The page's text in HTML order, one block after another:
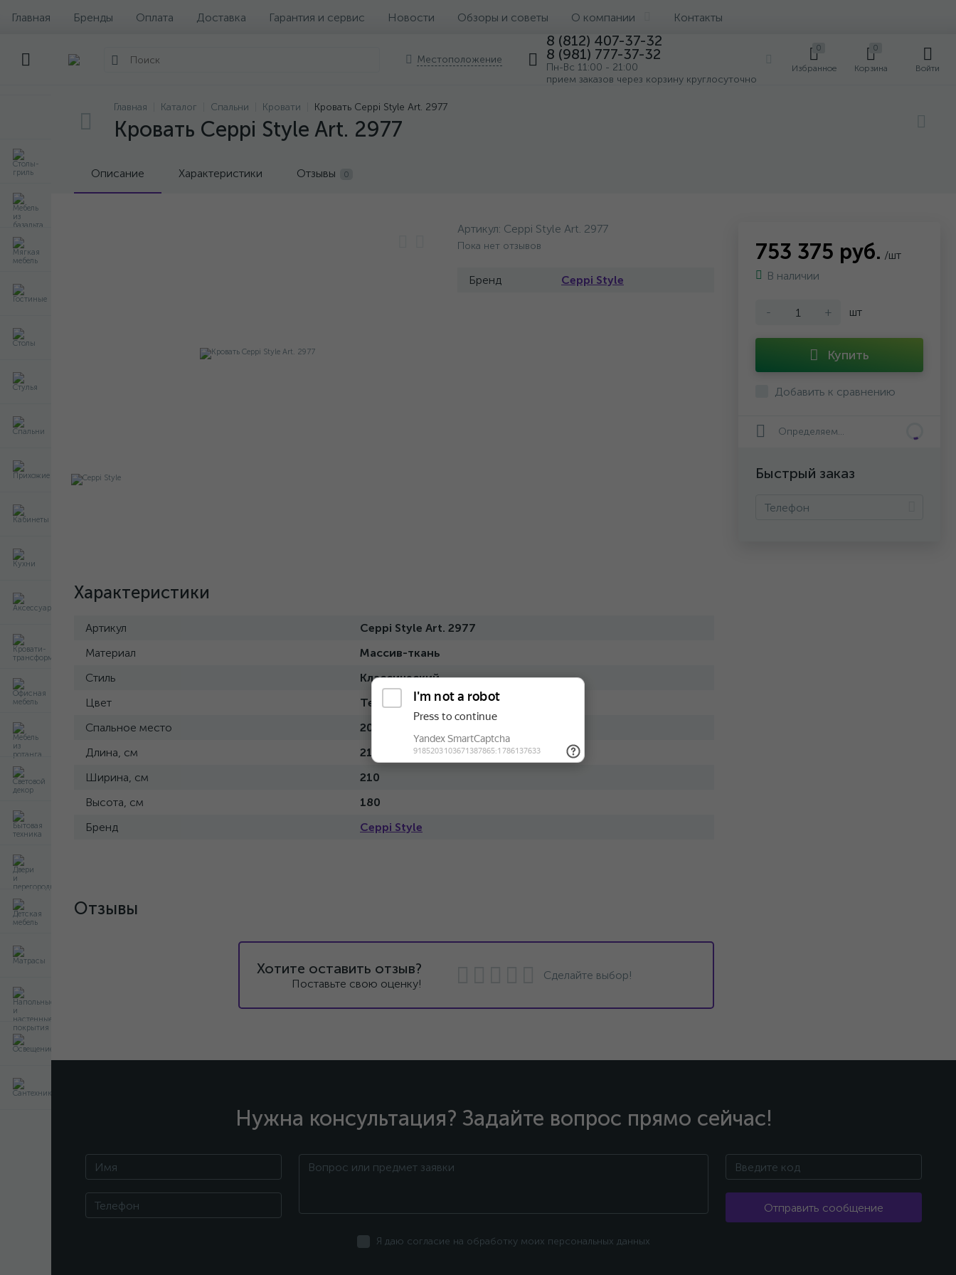
Главная Бренды Оплата Доставка Гарантия и сервис Новости Обзоры и советы О компании Контакты
Местоположение
8 (812) 407-37-32
8 (981) 777-37-32
Пн-Вс 11:00 - 21:00
прием заказов через корзину круглосуточно
0
Избранное
0
Корзина Войти
Главная Каталог Спальни Кровати Кровать Ceppi Style Art. 2977
Кровать Ceppi Style Art. 2977
Описание Характеристики Отзывы 0
Артикул: Ceppi Style Art. 2977
Пока нет отзывов
Бренд Ceppi Style
Характеристики
Артикул
Ceppi Style Art. 2977
Материал
Массив-ткань
Стиль
Классический
Цвет
Темный
Спальное место
200x200
Длина, см
214
Ширина, см
210
Высота, см
180
Бренд
Ceppi Style
753 375 руб. /шт
В наличии
- + шт
Купить
Добавить к сравнению
Определяем...
Быстрый заказ
Отзывы
Хотите оставить отзыв?
Поставьте свою оценку!
Сделайте выбор!
Нужна консультация? Задайте вопрос прямо сейчас!
Отправить сообщение
Я даю согласие на обработку моих персональных данных